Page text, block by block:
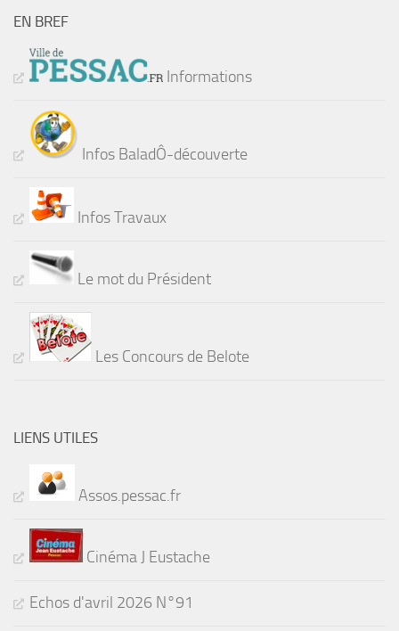
EN BREF
Informations
Infos BaladÔ-découverte
Infos Travaux
Le mot du Président
Les Concours de Belote
LIENS UTILES
Assos.pessac.fr
Cinéma J Eustache
Echos d'avril 2026 N°91